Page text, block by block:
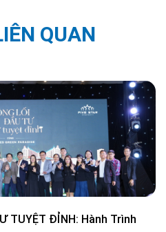
QUAN
TUYỆT ĐỈNH: Hành Trình